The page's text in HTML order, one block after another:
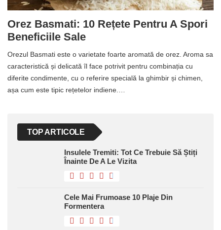
Orez Basmati: 10 Rețete Pentru A Spori
Beneficiile Sale
Orezul Basmati este o varietate foarte aromată de orez. Aroma sa
caracteristică și delicată îl face potrivit pentru combinația cu
diferite condimente, cu o referire specială la ghimbir și chimen,
așa cum este tipic rețetelor indiene.…
TOP ARTICOLE
Insulele Tremiti: Tot Ce Trebuie Să Știți
Înainte De A Le Vizita
Cele Mai Frumoase 10 Plaje Din
Formentera